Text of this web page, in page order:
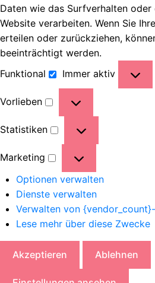
Daten wie das Surfverhalten
Website verarbeiten. Wenn Sie
erteilen oder zurückziehen,
beeinträchtigt werden.
Funktional
Immer aktiv
Vorlieben
Statistiken
Marketing
Optionen verwalten
Dienste verwalten
Verwalten von
Lese mehr über diese Zwecke
Akzeptieren Ablehnen